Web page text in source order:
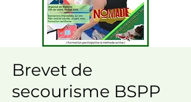
Brevet de
secourisme BSPP